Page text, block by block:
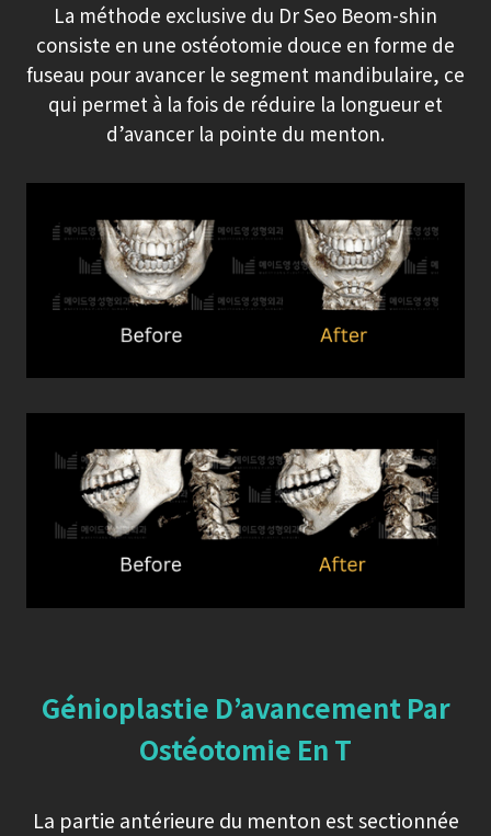
La méthode exclusive du Dr Seo Beom-shin
consiste en une ostéotomie douce en forme de
fuseau pour avancer le segment mandibulaire, ce
qui permet à la fois de réduire la longueur et
d’avancer la pointe du menton.
Génioplastie D’avancement Par
Ostéotomie En T
La partie antérieure du menton est sectionnée